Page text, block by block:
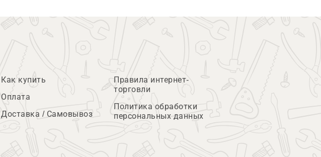
Как купить
Оплата
Доставка / Самовывоз
Правила интернет-
торговли
Политика обработки
персональных данных